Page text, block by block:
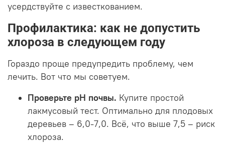
усердствуйте с известкованием.
Профилактика: как не допустить
хлороза в следующем году
Гораздо проще предупредить проблему, чем
лечить. Вот что мы советуем.
Проверьте pH почвы. Купите простой
лакмусовый тест. Оптимально для плодовых
деревьев – 6,0-7,0. Всё, что выше 7,5 – риск
хлороза.